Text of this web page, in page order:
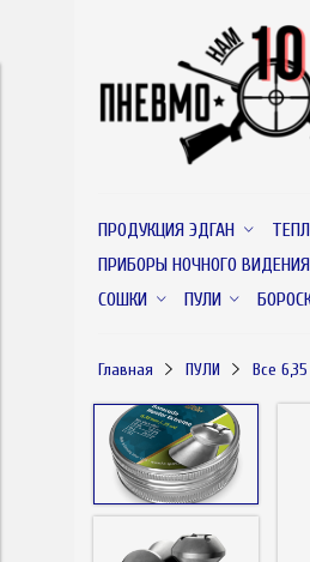
ПРОДУКЦИЯ ЭДГАН
ПРИБОРЫ НОЧНОГО ВИДЕНИЯ
СОШКИ
ПУЛИ
Главная ПУЛИ Все